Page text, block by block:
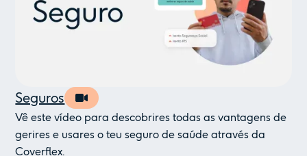
Seguros
Vê este vídeo para descobrires todas as vantagens de
gerires e usares o teu seguro de saúde através da
Coverflex.